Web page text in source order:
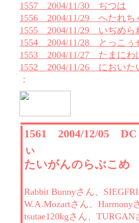
1557 2004/11/30 ぢつは
1556 2004/11/29 へたれち
1555 2004/11/29 いぢめら
1554 2004/11/28 とっこぅ
1553 2004/11/27 たまにわ
1552 2004/11/26 においた
：
1561 2004/12/05
ぃ
たいがんのらぶこめ
Rabbit Bunnyさん、
W.A.Mozartさん、Harmony
tsutae120kgさん、TURGAN